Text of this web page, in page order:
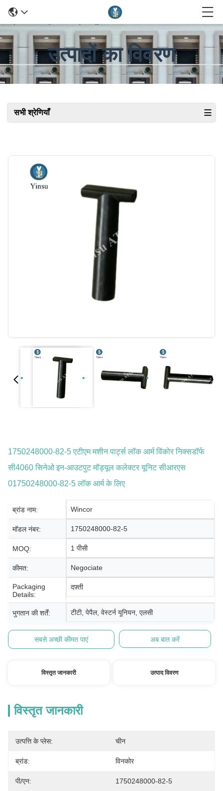
उत्पादों का विवरण
सभी श्रेणियाँ
1750248000-82-5 एटीएम मशीन पार्ट्स लॉक आर्म विंकोर निक्सडॉर्फ
सी4060 सिनेओ इन-आउटपुट मॉड्यूल कलेक्टर यूनिट सीआरएस
01750248000-82-5 लॉक आर्म के लिए
ब्रांड नाम: Wincor
मॉडल नंबर: 1750248000-82-5
MOQ: 1 पीसी
कीमत: Negociate
Packaging
Details:
दफ़्ती
भुगतान की शर्तें: टीटी, पेपैल, वेस्टर्न यूनियन, एलसी
सबसे अच्छी कीमत पाएं अब बात करें
विस्तृत जानकारी उत्पाद विवरण
विस्तृत जानकारी
उत्पत्ति के प्लेस: चीन
ब्रांड: विनकोर
पी/एन: 1750248000-82-5